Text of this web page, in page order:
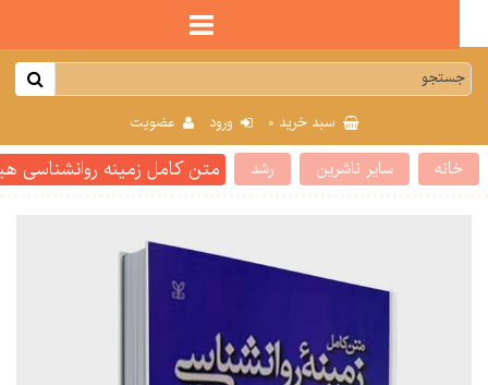
سبد خرید0 ورود عضویت
سایر ناشرین متن کامل زمینه روانشناسی